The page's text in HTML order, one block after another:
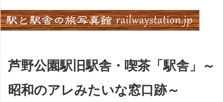
Skip
to
content
芦野公園駅旧駅舎・喫茶「駅舎」～
昭和のアレみたいな窓口跡～